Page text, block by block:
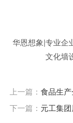
华恩想象|专业企
文化墙
上一篇： 食品生
下一篇： 元工集